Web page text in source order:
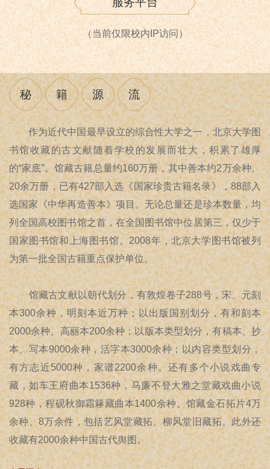
（当前仅限校内IP访问）
秘 籍 源 流
作为近代中国最早设立的综合性大学之一，北京大学图
书馆收藏的古文献随着学校的发展而壮大，积累了雄厚
的“家底”。馆藏古籍总量约160万册，其中善本约2万余种、
20余万册，已有427部入选《国家珍贵古籍名录》，88部入
选国家《中华再造善本》项目。无论总量还是珍本数量，均
列全国高校图书馆之首，在全国图书馆中位居第三，仅少于
国家图书馆和上海图书馆。2008年，北京大学图书馆被列
为第一批全国古籍重点保护单位。
馆藏古文献以朝代划分，有敦煌卷子288号，宋、元刻
本300余种，明刻本近万种；以出版国别划分，有和刻本
2000余种、高丽本200余种；以版本类型划分，有稿本、抄
本、写本9000余种，活字本3000余种；以内容类型划分，
有方志近5000种，家谱2200余种。还有多个小说戏曲专
藏，如车王府曲本1536种，马廉不登大雅之堂藏戏曲小说
928种，程砚秋御霜簃藏曲本1400余种。馆藏金石拓片4万
余种、8万余件，包括艺风堂藏拓、柳风堂旧藏拓。此外还
收藏有2000余种中国古代舆图。